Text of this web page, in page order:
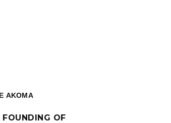
ΑΚΟΜΑ
FOUNDING OF